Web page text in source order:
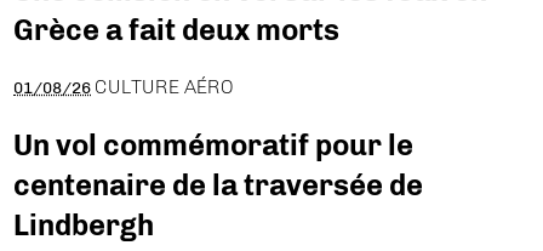
Grèce a fait deux morts
01/08/26 CULTURE AÉRO
Un vol commémoratif pour le
centenaire de la traversée de
Lindbergh